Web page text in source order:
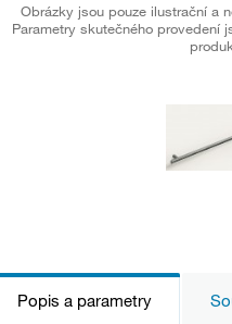
Obrázky jsou pouze ilustrační a
Parametry skutečného provedení
Popis a parametry